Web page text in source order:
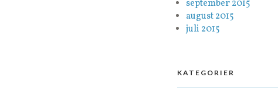
september 2015
august 2015
juli 2015
KATEGORIER